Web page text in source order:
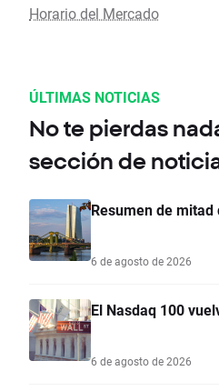
Horario del Mercado
ÚLTIMAS NOTICIAS
No te pierdas
sección de
Resumen de
6 de agosto de 2026
El Nasdaq 100
6 de agosto de 2026